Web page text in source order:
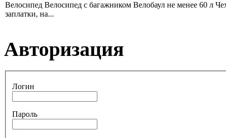
Велосипед Велосипед с багажником Велобаул не менее 60 л
заплатки, на...
Авторизация
Логин
Пароль